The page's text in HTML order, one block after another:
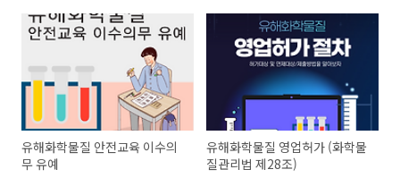
유해화학물질 안전교육 이수의
무 유예
유해화학물질 영업허가 (화학물
질관리법 제28조)